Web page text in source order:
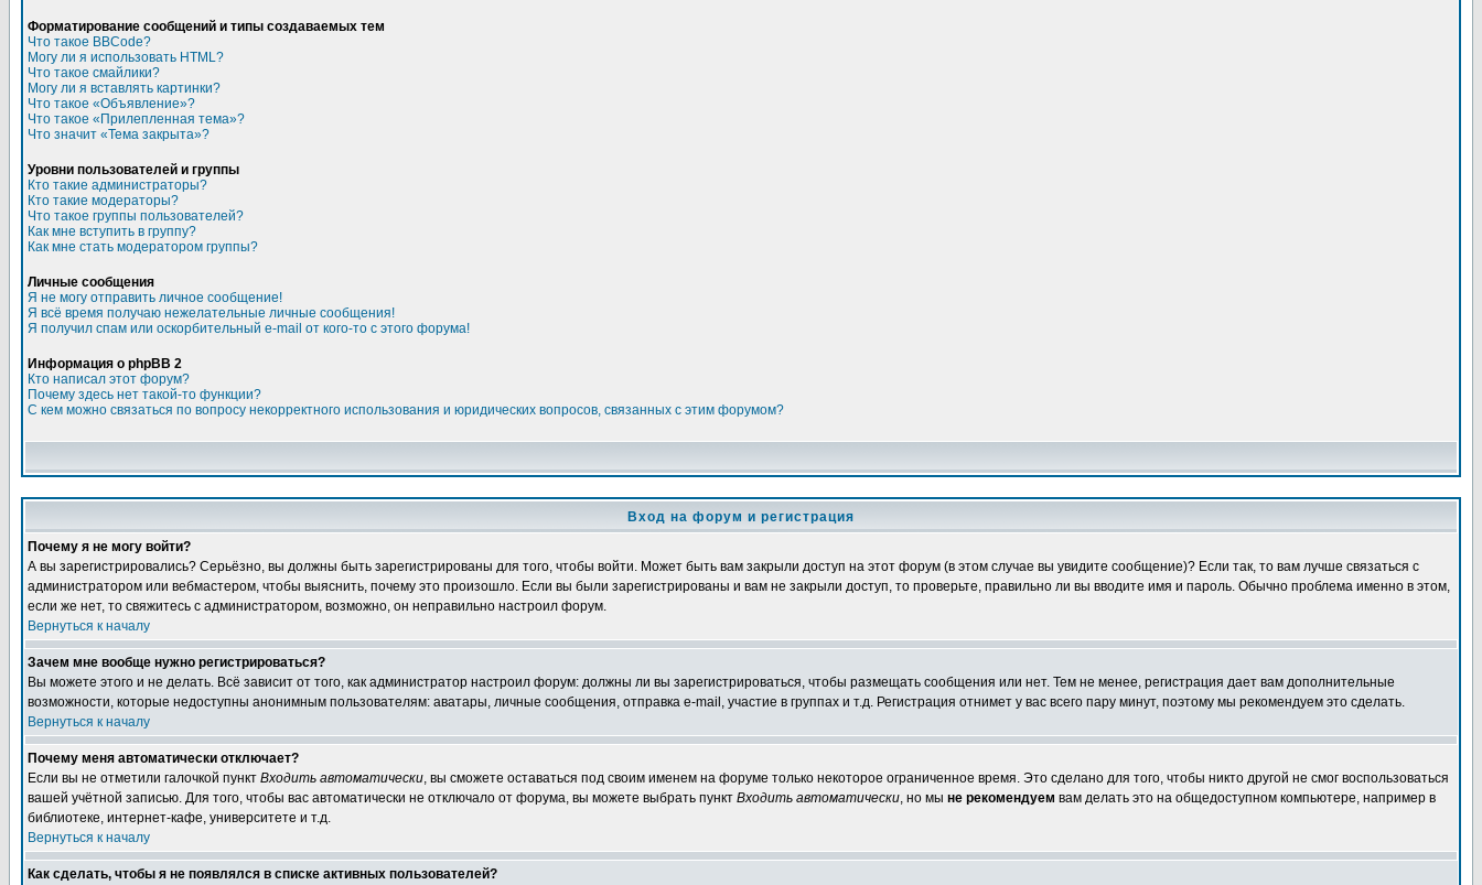
Форматирование сообщений и типы создаваемых тем
Что такое BBCode?
Могу ли я использовать HTML?
Что такое смайлики?
Могу ли я вставлять картинки?
Что такое «Объявление»?
Что такое «Прилепленная тема»?
Что значит «Тема закрыта»?
Уровни пользователей и группы
Кто такие администраторы?
Кто такие модераторы?
Что такое группы пользователей?
Как мне вступить в группу?
Как мне стать модератором группы?
Личные сообщения
Я не могу отправить личное сообщение!
Я всё время получаю нежелательные личные сообщения!
Я получил спам или оскорбительный e-mail от кого-то с этого форума!
Информация о phpBB 2
Кто написал этот форум?
Почему здесь нет такой-то функции?
С кем можно связаться по вопросу некорректного использования и юридических вопросов, связанных с этим форумом?
Вход на форум и регистрация
Почему я не могу войти?
А вы зарегистрировались? Серьёзно, вы должны быть зарегистрированы для того, чтобы войти. Может быть вам закрыли доступ на этот форум (в этом случае вы увидите сообщение)? Если так, то вам лучше связаться с
администратором или вебмастером, чтобы выяснить, почему это произошло. Если вы были зарегистрированы и вам не закрыли доступ, то проверьте, правильно ли вы вводите имя и пароль. Обычно проблема именно в этом,
если же нет, то свяжитесь с администратором, возможно, он неправильно настроил форум.
Вернуться к началу
Зачем мне вообще нужно регистрироваться?
Вы можете этого и не делать. Всё зависит от того, как администратор настроил форум: должны ли вы зарегистрироваться, чтобы размещать сообщения или нет. Тем не менее, регистрация дает вам дополнительные
возможности, которые недоступны анонимным пользователям: аватары, личные сообщения, отправка e-mail, участие в группах и т.д. Регистрация отнимет у вас всего пару минут, поэтому мы рекомендуем это сделать.
Вернуться к началу
Почему меня автоматически отключает?
Если вы не отметили галочкой пункт Входить автоматически, вы сможете оставаться под своим именем на форуме только некоторое ограниченное время. Это сделано для того, чтобы никто другой не смог воспользоваться
вашей учётной записью. Для того, чтобы вас автоматически не отключало от форума, вы можете выбрать пункт Входить автоматически, но мы не рекомендуем вам делать это на общедоступном компьютере, например в
библиотеке, интернет-кафе, университете и т.д.
Вернуться к началу
Как сделать, чтобы я не появлялся в списке активных пользователей?